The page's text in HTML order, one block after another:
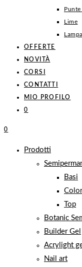
Punte
Lime
OFFERTE
NOVITÀ
CORSI
CONTATTI
MIO PROFILO
0
0
Prodotti
Basi
Top
Botanic
Builder Gel
Acrylight
Nail art